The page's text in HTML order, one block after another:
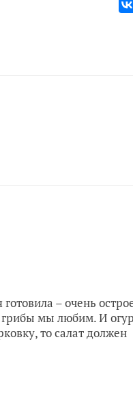
– очень
грибы мы любим. И
то салат должен